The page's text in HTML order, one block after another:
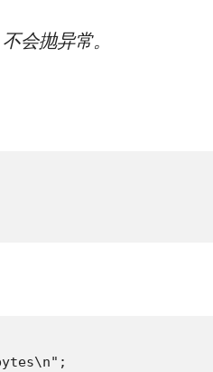
会抛异常。